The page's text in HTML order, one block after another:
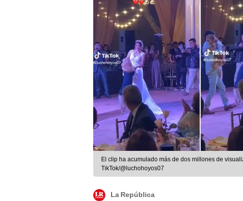
El clip ha acumulado más de dos millones de
TikTok/@luchohoyos07
La República